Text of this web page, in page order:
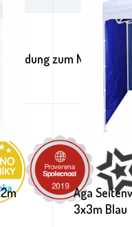
Aga
3x3m Blau
Anmeldung zum Newsletter